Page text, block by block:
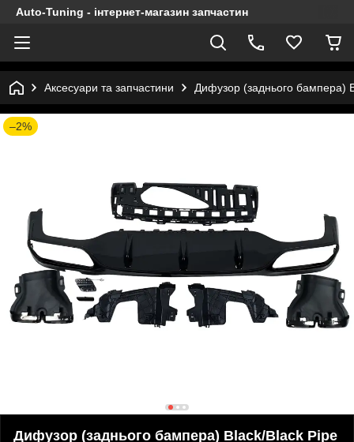
Auto-Tuning - інтернет-магазин запчастин
Аксесуари та запчастини Дифузор (заднього бампера)
–2%
Дифузор (заднього бампера) Black/Black Pipe